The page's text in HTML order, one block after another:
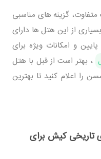
گزینه های مناسبی
از این هتل ها دارای
و امکانات ویژه برای
، بهتر است از قبل با هتل
را اعلام کنید تا بهترین
تاریخی کیش برای